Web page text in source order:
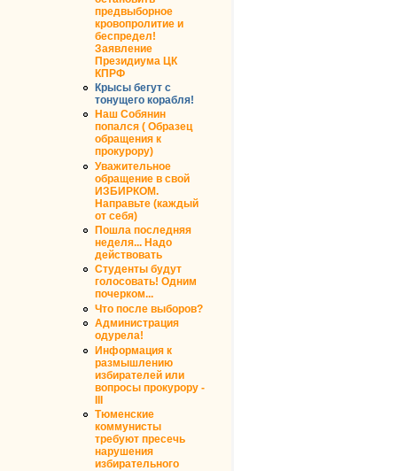
предвыборное
кровопролитие и
беспредел!
Заявление
Президиума ЦК
КПРФ
Крысы бегут с
тонущего корабля!
Наш Собянин
попался ( Образец
обращения к
прокурору)
Уважительное
обращение в свой
ИЗБИРКОМ.
Направьте (каждый
от себя)
Пошла последняя
неделя... Надо
действовать
Студенты будут
голосовать! Одним
почерком...
Что после выборов?
Администрация
одурела!
Информация к
размышлению
избирателей или
вопросы прокурору -
III
Тюменские
коммунисты
требуют пресечь
нарушения
избирательного